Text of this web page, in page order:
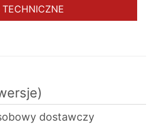
TECHNICZNE
dostawczy